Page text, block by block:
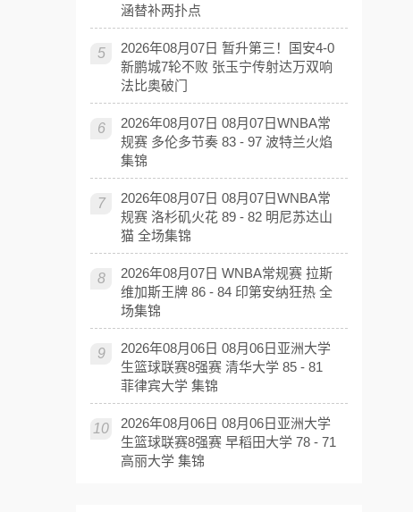
涵替补两扑点
5
2026年08月07日 暂升第三！国安4-0
新鹏城7轮不败 张玉宁传射达万双响
法比奥破门
6
2026年08月07日 08月07日WNBA常
规赛 多伦多节奏 83 - 97 波特兰火焰
集锦
7
2026年08月07日 08月07日WNBA常
规赛 洛杉矶火花 89 - 82 明尼苏达山
猫 全场集锦
8
2026年08月07日 WNBA常规赛 拉斯
维加斯王牌 86 - 84 印第安纳狂热 全
场集锦
9
2026年08月06日 08月06日亚洲大学
生篮球联赛8强赛 清华大学 85 - 81
菲律宾大学 集锦
10
2026年08月06日 08月06日亚洲大学
生篮球联赛8强赛 早稻田大学 78 - 71
高丽大学 集锦